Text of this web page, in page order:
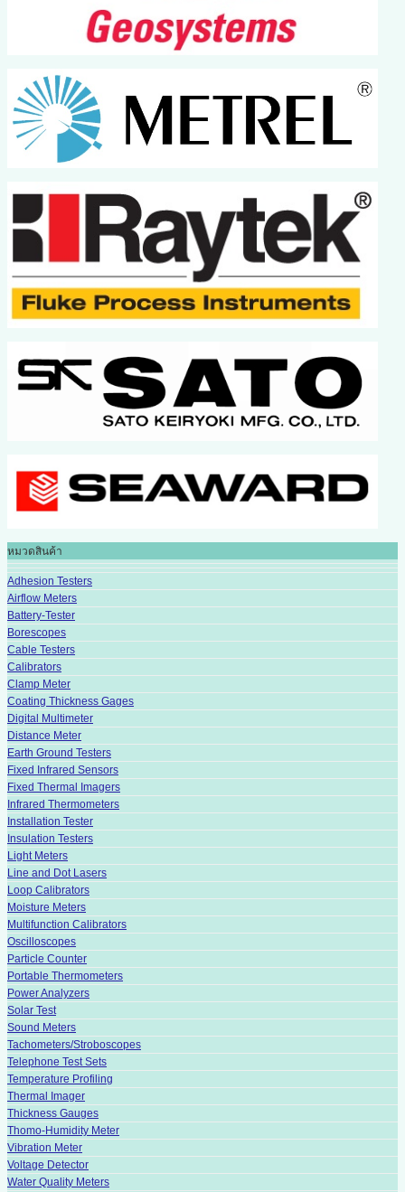
หมวดสินค้า
Adhesion Testers
Airflow Meters
Battery-Tester
Borescopes
Cable Testers
Calibrators
Clamp Meter
Coating Thickness Gages
Digital Multimeter
Distance Meter
Earth Ground Testers
Fixed Infrared Sensors
Fixed Thermal Imagers
Infrared Thermometers
Installation Tester
Insulation Testers
Light Meters
Line and Dot Lasers
Loop Calibrators
Moisture Meters
Multifunction Calibrators
Oscilloscopes
Particle Counter
Portable Thermometers
Power Analyzers
Solar Test
Sound Meters
Tachometers/Stroboscopes
Telephone Test Sets
Temperature Profiling
Thermal Imager
Thickness Gauges
Thomo-Humidity Meter
Vibration Meter
Voltage Detector
Water Quality Meters